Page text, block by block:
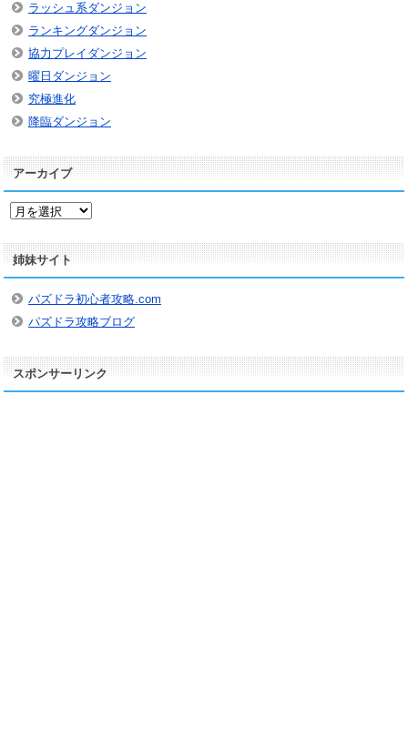
ラッシュ系ダンジョン
ランキングダンジョン
協力プレイダンジョン
曜日ダンジョン
究極進化
降臨ダンジョン
アーカイブ
ア
カ
イ
ブ
姉妹サイト
パズドラ初心者攻略.com
パズドラ攻略ブログ
スポンサーリンク